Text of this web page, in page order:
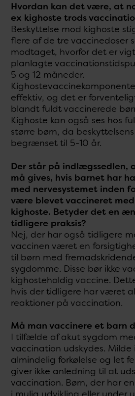
Hvordan kan det være, at
ex kighoste trods
Beskyttelse mod kighoste
flere af de tre vaccinedoser
modtaget, hvorfor det er
planlagte
5 og 12 måneder.
effektiv, og det er
blandt fuldt vaccinerede
Kighoste kan også ses hos
større børn, da
begrænset til 5-10 år.
Der står på indlægssedlen,
må gives, hvis barnet har
med nervesystemet inden
være blevet vaccineret
kighoste. Betyder det en
tidligere praksis?
Nej, der har også tidligere
vaccinen været en
til børn med
sygdomme. Disse bør ikke
kighosteholdig vaccine.
hvis der tidligere har været
reaktioner på vaccination.
Må man vaccinere et barn
I tilfælde af akut sygdom
vaccination udskydes. Milde
almindelig forkølelse og let
giver ikke anledning til at
vaccination. Børn, der har